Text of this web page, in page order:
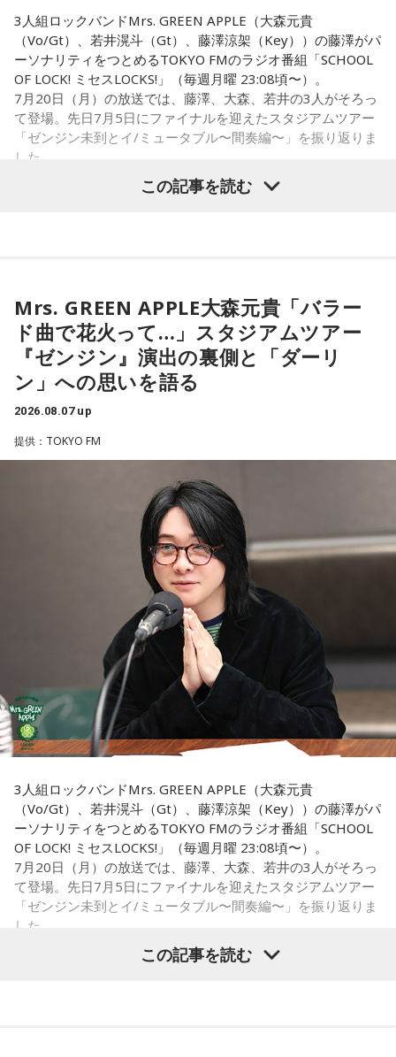
このことから、寅の日は次のようなタイミングに選ぶ人もい
ます。
・財布を新調する
・財布を使い始める
・銀行口座を開設する
・旅行や出張へ出発する
・新しい挑戦を始める
一方で、「戻る」という意味合いから、結婚や結納などのお
寅の日は、お金に関する縁起の良い日として知られているこ
とから、財布を購入したり、使い始めたりするタイミングと
して選ぶ人もいます。
で、開運アクションとして親しまれている考え方です。
ただし、財布を新調したからといって金運の上昇が保証され
るわけではありません。あくまでも縁起担ぎとして取り入れ
■2026年8月8日に宝くじを買うのは？
寅の日は、金運にまつわる吉日として紹介されることが多い
ため、宝くじを購入するタイミングとして意識する人もいま
一方で、宝くじの当選を保証するものではありません。「縁
起の良い日に買いたい」という気持ちから、暦を参考にする
人もいるという考え方です。
■2026年8月8日に旅行へ行くのは？
行や出張にも縁起が良い日とされています。
夏休み期間中ということもあり、旅行や帰省を予定している
人にとっては、暦を意識するきっかけになるかもしれませ
ん。
もちろん、安全な旅行のためには、天候や交通情報を確認
し、余裕を持ったスケジュールを立てることが何より大切で
3人組ロックバンドMrs. GREEN APPLE（大森元貴
（Vo/Gt）、若井滉斗（Gt）、藤澤涼架（Key））の藤澤がパ
ーソナリティをつとめるTOKYO FMのラジオ番組「SCHOOL
OF LOCK! ミセスLOCKS!」（毎週月曜 23:08頃〜）。
7月20日（月）の放送では、藤澤、大森、若井の3人がそろっ
て登場。先日7月5日にファイナルを迎えたスタジアムツアー
「ゼンジン未到とイ/ミュータブル〜間奏編〜」を振り返りま
した。
＜リスナーからのメッセージ＞
ミセス先生、こんばんは！ 7月5日のファイナルに参戦しまし
た！ 私にとって初めての「ゼンジン」シリーズだったので、
参加できて本当に良かったです。演奏が本当にかっこよく
て、ずっと感動していました。特に「ダーリン」と「ケセラ
セラ」の時の花火は相性が良すぎて、思わず泣いてしまいま
した。帰り道もプレイリストを聴きながら帰っていたのです
がその余韻でまたウルウルしてしまいました。最高の景色と
大森：ありがとうございます！ 花火すごかったですね！
若井：すごかったよ！ ステージからの景色も花火も最高でし
藤澤：そうだよね！
大森：「ダーリン」で、本編ラストで花火が上がるというの
は結構すごいです。「ケセラセラ」って今まででも花火が上
がったりというか、大きい演出ってすごく親和性があると思
うのだけれど。
「ダーリン」でというのはやっぱりミュージックビデオがあ
あいう感じだったから、すごくみんな受け入れられるという
か良かったのかなと思うのだけれど。バラード曲で花火って
結構僕の中では「おー、そっかそうか」となって。演出チー
ムと話を進めていったんだよね！
若井：めちゃくちゃ素敵だったね！
この記事を読む
Mrs. GREEN APPLE大森元貴「バラー
ド曲で花火って…」スタジアムツアー
『ゼンジン』演出の裏側と「ダーリ
ン」への思いを語る
2026.08.07 up
提供：TOKYO FM
3人組ロックバンドMrs. GREEN APPLE（大森元貴
（Vo/Gt）、若井滉斗（Gt）、藤澤涼架（Key））の藤澤がパ
ーソナリティをつとめるTOKYO FMのラジオ番組「SCHOOL
OF LOCK! ミセスLOCKS!」（毎週月曜 23:08頃〜）。
7月20日（月）の放送では、藤澤、大森、若井の3人がそろっ
て登場。先日7月5日にファイナルを迎えたスタジアムツアー
「ゼンジン未到とイ/ミュータブル〜間奏編〜」を振り返りま
した。
この記事を読む